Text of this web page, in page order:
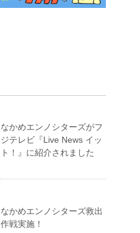
なかめエンノシターズがフ
ジテレビ『Live News イッ
ト！』に紹介されました
なかめエンノシターズ救出
作戦実施！